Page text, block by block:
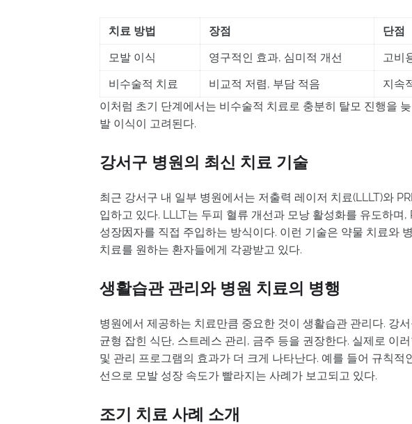
치료 방법 장점
단점
모발 이식
영구적인 효과, 심미적 개선
고비
비수술적 치료
비교적 저렴, 부담 적음
지속
이처럼 초기 단계에서는 비수술적 치료로 충분히 탈모 진행을
발 이식이 고려된다.
강서구 병원의 최신 치료 기술
최근 강서구 내 일부 병원에서는 저출력 레이저 치료(LLLT)와
입하고 있다. LLLT는 두피 혈류 개선과 모낭 활성화를 유도하며
성장因자를 직접 주입하는 방식이다. 이런 기술은 약물 치료와
치료를 원하는 환자들에게 각광받고 있다.
생활습관 관리와 병원 치료의 병행
병원에서 제공하는 치료만큼 중요한 것이 생활습관 관리다. 강
균형 잡힌 식단, 스트레스 관리, 금주 등을 권장한다. 실제로 이
및 관리 프로그램의 효과가 더 크게 나타난다. 예를 들어 규칙적
선으로 모발 성장 속도가 빨라지는 사례가 보고되고 있다.
조기 치료 사례 소개